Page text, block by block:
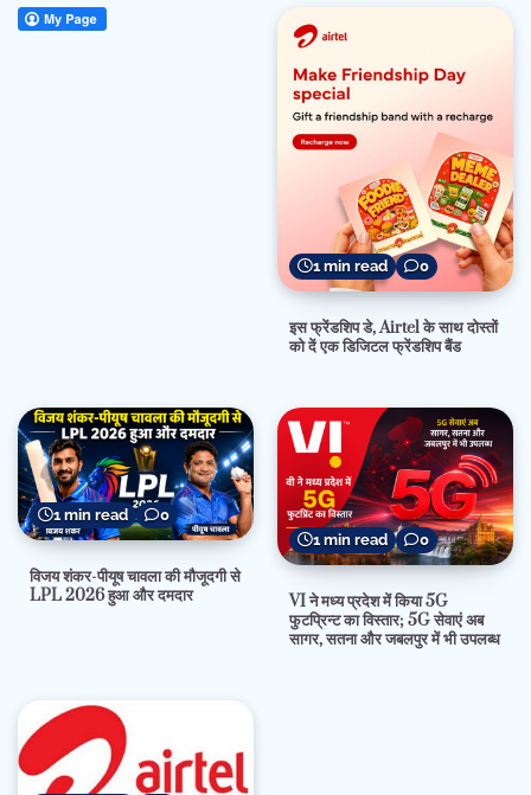
1 min read 0
इस फ्रेंडशिप डे, Airtel के साथ दोस्तों
को दें एक डिजिटल फ्रेंडशिप बैंड
1 min read 0
विजय शंकर-पीयूष चावला की मौजूदगी से
LPL 2026 हुआ और दमदार
1 min read 0
VI ने मध्य प्रदेश में किया 5G
फुटप्रिन्ट का विस्तार; 5G सेवाएं अब
सागर, सतना और जबलपुर में भी उपलब्ध